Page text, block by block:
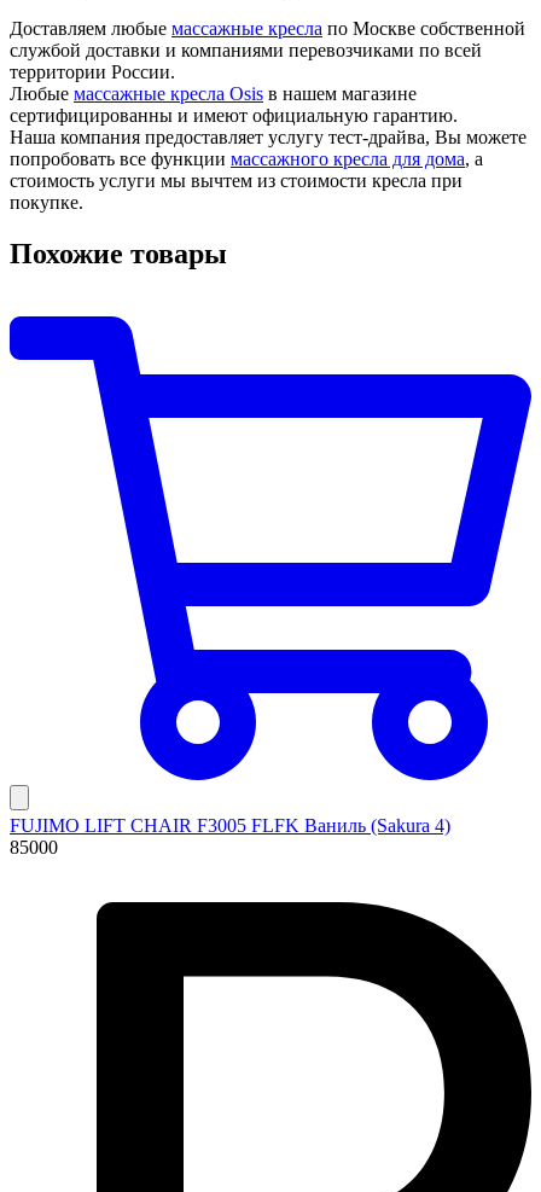
Доставляем любые массажные кресла по Москве собственной
службой доставки и компаниями перевозчиками по всей
территории России.
Любые массажные кресла Osis в нашем магазине
сертифицированны и имеют официальную гарантию.
Наша компания предоставляет услугу тест-драйва, Вы можете
попробовать все функции массажного кресла для дома, а
стоимость услуги мы вычтем из стоимости кресла при
покупке.
Похожие товары
FUJIMO LIFT CHAIR F3005 FLFK Ваниль (Sakura 4)
85000